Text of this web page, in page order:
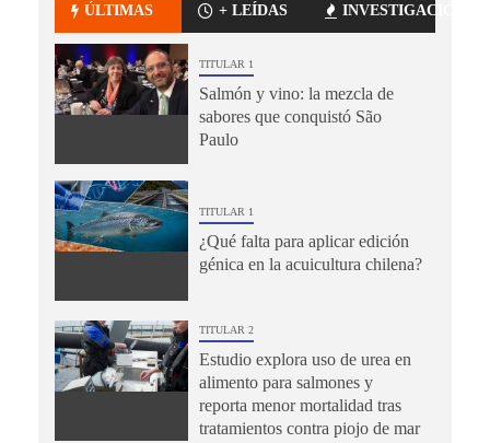
ÚLTIMAS + LEÍDAS INVESTIGACIÓN
TITULAR 1
Salmón y vino: la mezcla de
sabores que conquistó São
Paulo
TITULAR 1
¿Qué falta para aplicar edición
génica en la acuicultura chilena?
TITULAR 2
Estudio explora uso de urea en
alimento para salmones y
reporta menor mortalidad tras
tratamientos contra piojo de mar